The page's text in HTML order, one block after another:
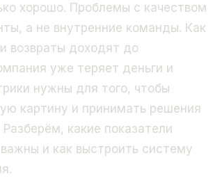
хорошо. Проблемы с качеством
а не внутренние команды. Как
возвраты доходят до
уже теряет деньги и
нужны для того, чтобы
картину и принимать решения
какие показатели
и как выстроить систему